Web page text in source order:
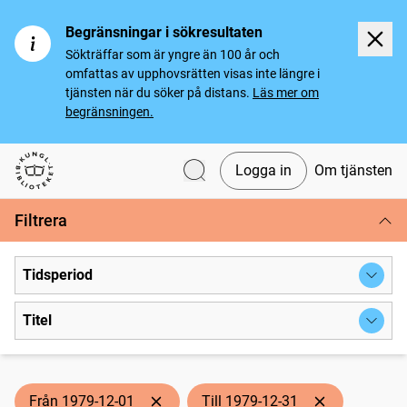
Begränsningar i sökresultaten
Sökträffar som är yngre än 100 år och
omfattas av upphovsrätten visas inte längre i
tjänsten när du söker på distans. Läs mer om
begränsningen.
Svenska tidningar
Logga in Om tjänsten
Filtrera
Tidsperiod
Titel
Från 1979-12-01 Till 1979-12-31